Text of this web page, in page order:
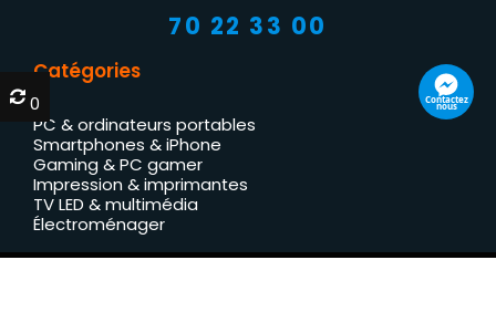
70 22 33 00
Catégories
PC & ordinateurs portables
Smartphones & iPhone
Gaming & PC gamer
Impression & imprimantes
TV LED & multimédia
Électroménager
Contactez
nous
0
0